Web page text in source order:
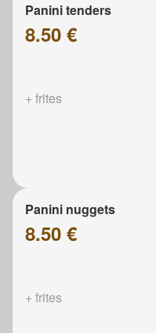
Panini tenders
8.50 €
+ frites
Panini nuggets
8.50 €
+ frites